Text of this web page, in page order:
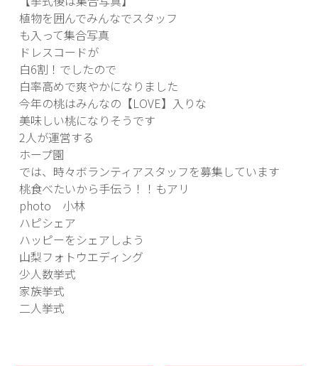
植物を囲んでみんなでスタッフ
も入って集合写真
ドレスコードが
白6割！でしたので
白率高めで爽やかになりました
今年の桃はみんなの【LOVE】入りな
美味しい桃になりそうです
2人が運営する
ホープ園
では、時々ボランティアスタッフを募集しています
桃食べたいから手伝う！！もアリ
photo 小林
ハピシェア
ハッピーをシェアしよう
山梨フォトウエディング
少人数挙式
家族挙式
二人挙式